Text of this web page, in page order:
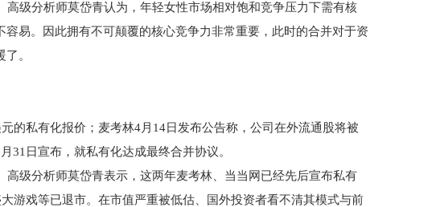
级分析师莫岱青认为，年轻女性市场相对饱和竞争压力下需有核
易。因此拥有不可颠覆的核心竞争力非常重要，此时的合并对于资
。
的私有化报价；麦考林4月14日发布公告称，公司在外流通股将被
31日宣布，就私有化达成最终合并协议。
级分析师莫岱青表示，这两年麦考林、当当网已经先后宣布私有
游戏等已退市。在市值严重被低估、国外投资者看不清其模式与前